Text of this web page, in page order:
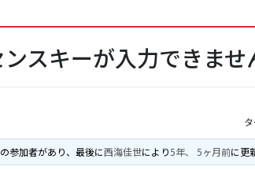
スキーが入力できませ
参加者があり、最後に西海佳世により5年、 5ヶ月前に更